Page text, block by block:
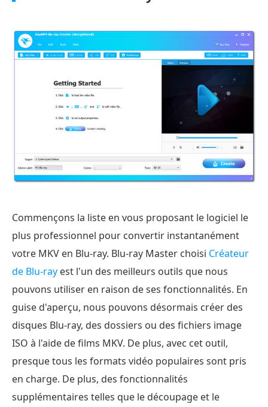
Commençons la liste en vous proposant le logiciel le
plus professionnel pour convertir instantanément
votre MKV en Blu-ray. Blu-ray Master choisi Créateur
de Blu-ray est l'un des meilleurs outils que nous
pouvons utiliser en raison de ses fonctionnalités. En
guise d'aperçu, nous pouvons désormais créer des
disques Blu-ray, des dossiers ou des fichiers image
ISO à l'aide de films MKV. De plus, avec cet outil,
presque tous les formats vidéo populaires sont pris
en charge. De plus, des fonctionnalités
supplémentaires telles que le découpage et le